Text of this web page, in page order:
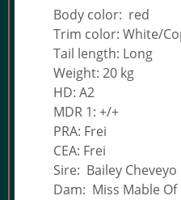
Body color: red
Trim color: White/
Tail length: Long
Weight: 20 kg
HD: A2
MDR 1: +/+
PRA: Frei
CEA: Frei
Sire: Bailey
Dam: Miss Mable